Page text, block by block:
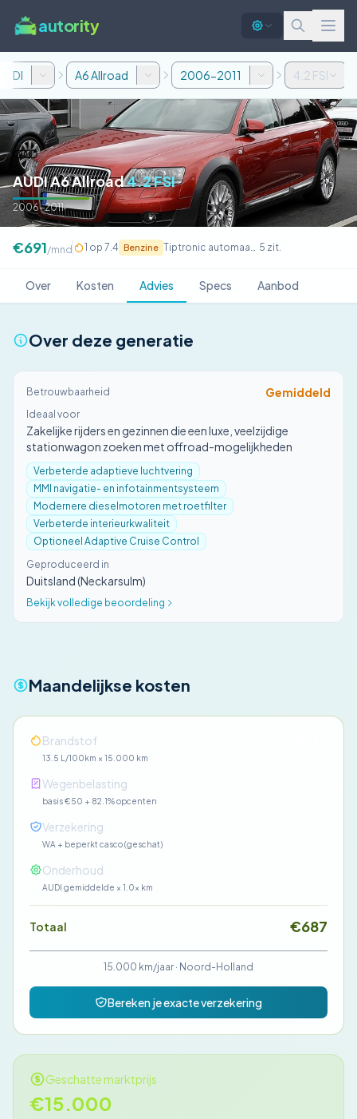
autority
A6 Allroad 2006-2011 4.2 FSI
AUDI A6 Allroad4.2 FSI
2006-2011
€691/mnd 1 op 7.4 Benzine Tiptronic automaat 6v 5 zit.
Over Kosten Advies Specs Aanbod
Over deze generatie
Betrouwbaarheid Gemiddeld
Ideaal voor
Zakelijke rijders en gezinnen die een luxe, veelzijdige
stationwagon zoeken met offroad-mogelijkheden
Verbeterde adaptieve luchtvering
MMI navigatie- en infotainmentsysteem
Modernere dieselmotoren met roetfilter
Verbeterde interieurkwaliteit
Optioneel Adaptive Cruise Control
Geproduceerd in
Duitsland (Neckarsulm)
Bekijk volledige beoordeling
Maandelijkse kosten
Brandstof
13.5 L/100km × 15.000 km
Wegenbelasting
basis €50 + 82.1% opcenten
Verzekering
WA + beperkt casco (geschat)
Onderhoud
AUDI gemiddelde × 1.0× km
Totaal €687
15.000 km/jaar · Noord-Holland
Bereken je exacte verzekering
Geschatte marktprijs
€15.000